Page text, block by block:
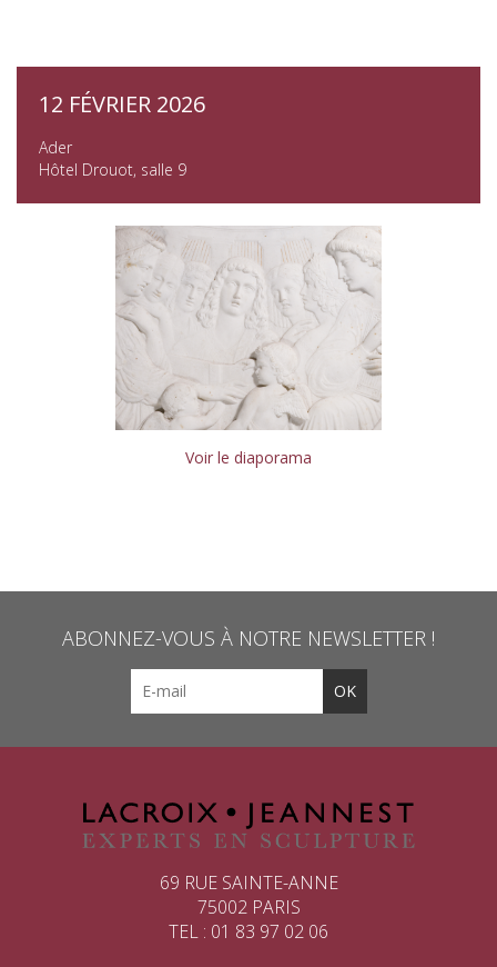
12 FÉVRIER 2026
Ader
Hôtel Drouot, salle 9
Voir le diaporama
ABONNEZ-VOUS À NOTRE NEWSLETTER !
69 RUE SAINTE-ANNE
75002 PARIS
TEL : 01 83 97 02 06